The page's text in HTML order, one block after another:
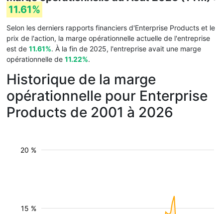
11.61%
Selon les derniers rapports financiers d'Enterprise Products et le
prix de l'action, la marge opérationnelle actuelle de l'entreprise
est de 11.61%. À la fin de 2025, l'entreprise avait une marge
opérationnelle de 11.22%.
Historique de la marge
opérationnelle pour Enterprise
Products de 2001 à 2026
15 %
20 %